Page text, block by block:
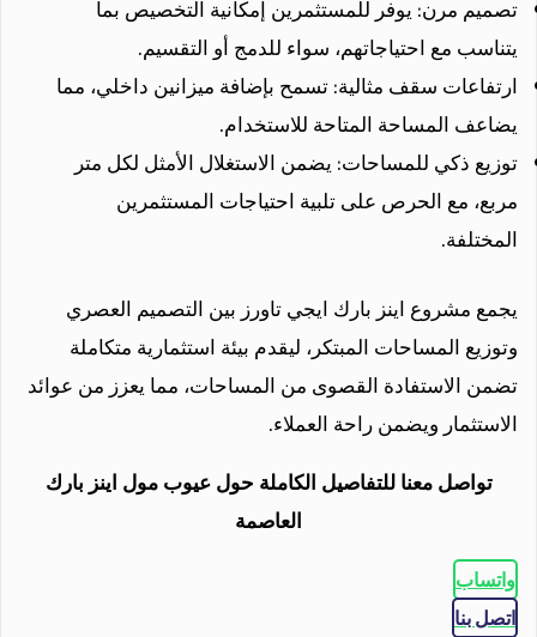
تصميم مرن: يوفر للمستثمرين إمكانية التخصيص بما
يتناسب مع احتياجاتهم، سواء للدمج أو التقسيم.
ارتفاعات سقف مثالية: تسمح بإضافة ميزانين داخلي، مما
يضاعف المساحة المتاحة للاستخدام.
توزيع ذكي للمساحات: يضمن الاستغلال الأمثل لكل متر
مربع، مع الحرص على تلبية احتياجات المستثمرين
المختلفة.
يجمع مشروع اينز بارك ايجي تاورز بين التصميم العصري
وتوزيع المساحات المبتكر، ليقدم بيئة استثمارية متكاملة
تضمن الاستفادة القصوى من المساحات، مما يعزز من عوائد
الاستثمار ويضمن راحة العملاء.
تواصل معنا للتفاصيل الكاملة حول عيوب مول اينز بارك
العاصمة
واتساب
اتصل بنا